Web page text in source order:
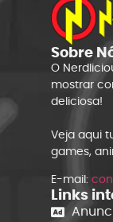
Sobre
O
mostrar
deliciosa!
Veja aqui
games,
E-mail:
Links